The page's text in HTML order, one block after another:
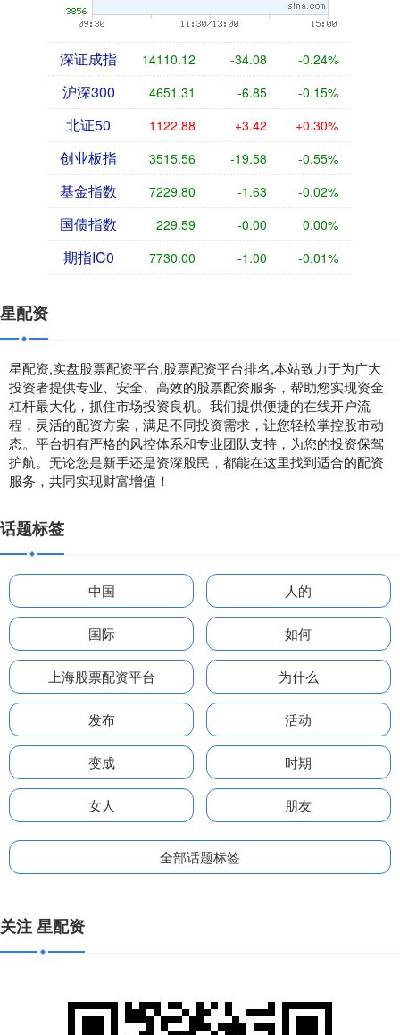
深证成指 14110.12 -34.08 -0.24%
沪深300 4651.31 -6.85 -0.15%
北证50 1122.88 +3.42 +0.30%
创业板指 3515.56 -19.58 -0.55%
基金指数 7229.80 -1.63 -0.02%
国债指数 229.59 -0.00 0.00%
期指IC0 7730.00 -1.00 -0.01%
星配资
星配资,实盘股票配资平台,股票配资平台排名,本站致力于为广大
投资者提供专业、安全、高效的股票配资服务，帮助您实现资金
杠杆最大化，抓住市场投资良机。我们提供便捷的在线开户流
程，灵活的配资方案，满足不同投资需求，让您轻松掌控股市动
态。平台拥有严格的风控体系和专业团队支持，为您的投资保驾
护航。无论您是新手还是资深股民，都能在这里找到适合的配资
服务，共同实现财富增值！
话题标签
中国 人的
国际 如何
上海股票配资平台 为什么
发布 活动
变成 时期
女人 朋友
全部话题标签
关注 星配资